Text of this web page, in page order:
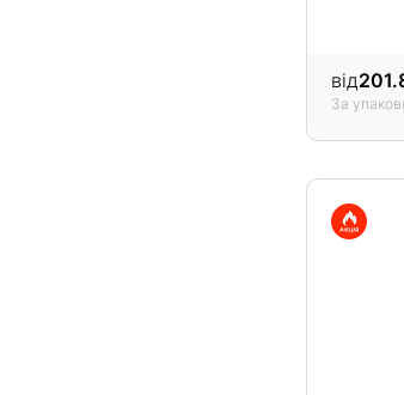
від
За